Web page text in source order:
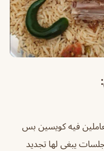
فيه كويسين بس
يبغى لها تجديد